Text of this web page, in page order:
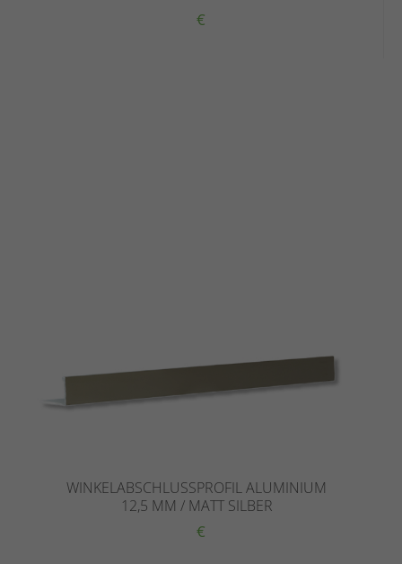
€
WINKELABSCHLUSSPROFIL ALUMINIUM
12,5 MM / MATT SILBER
€